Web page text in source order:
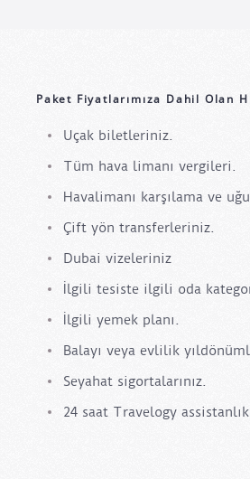
Paket Fiyatlarımıza Dahil Olan
Uçak biletleriniz.
Tüm hava limanı vergileri.
Havalimanı karşılama ve
Çift yön transferleriniz.
Dubai vizeleriniz
İlgili tesiste ilgili oda
İlgili yemek planı.
Balayı veya evlilik
Seyahat sigortalarınız.
24 saat Travelogy